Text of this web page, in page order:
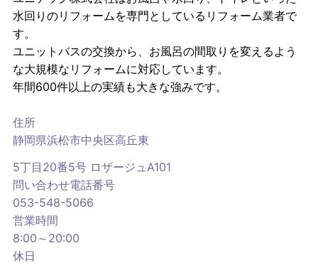
水回りのリフォームを専門としているリフォーム業者で
す。
ユニットバスの交換から、お風呂の間取りを変えるよう
な大規模なリフォームに対応しています。
年間600件以上の実績も大きな強みです。
住所
静岡県浜松市中央区高丘東
5丁目20番5号 ロザージュA101
問い合わせ電話番号
053-548-5066
営業時間
8:00～20:00
休日